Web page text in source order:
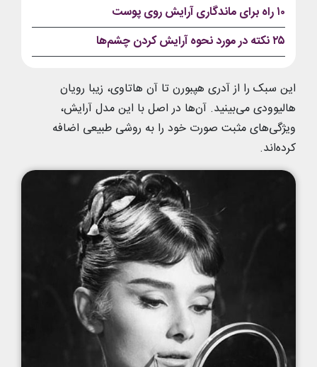
۱۰ راه برای ماندگاری آرایش روی پوست
۲۵ نکته در مورد نحوه آرایش کردن چشم‌ها
این سبک را از آدری هپبورن تا آن هاتاوی، زیبا رویان
هالیوودی می‌بینید. آن‌ها در اصل با این مدل آرایش،
ویژگی‌های مثبت صورت خود را به روشی طبیعی اضافه
کرده‌اند.